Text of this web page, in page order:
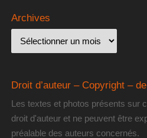
Archives
Droit d’auteur – Copyright –
Les textes et photos présents sur
droit d'auteur et ne peuvent être
préalable des auteurs concernés.